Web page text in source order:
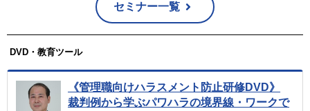
セミナー一覧
DVD・教育ツール
《管理職向けハラスメント防止研修DVD》
裁判例から学ぶパワハラの境界線・ワークで